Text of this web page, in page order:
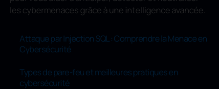
les cybermenaces grâce à une intelligence avancée.
Attaque par Injection SQL : Comprendre la Menace en
Cybersécurité
Types de pare-feu et meilleures pratiques en
cybersécurité